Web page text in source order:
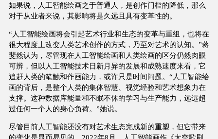
如果说，人工智能绘画之于普通人，是创作门槛的降低，那么
对于从业者来说，其影响将是久远且具有变革性的。
“人工智能绘画将会引起艺术行业和生态的变革与重组，也将在
很大程度上改变人类艺术创作的方式，乃至对艺术的认知。”蒋
斐然认为，尽管现在人工智能绘画和人类绘画的区分仍然肉眼
可辨，但以人工智能技术日新月异的发展和成熟速度来看，它
追赶人类的笔触和作画能力，或许只是时间问题。“人工智能绘
画的背后，是整个人类的集体智慧、视觉经验和艺术想象力在
支撑。这种数据库能量和不眠不休的学习与生产能力，远远超
过任何一个人的身心负荷。”她说。
尽管目前人工智能还没有对艺术生态完成新的重塑，但它带来